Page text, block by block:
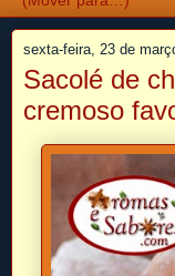
sexta-feira, 23 de
Sacolé de
cremoso